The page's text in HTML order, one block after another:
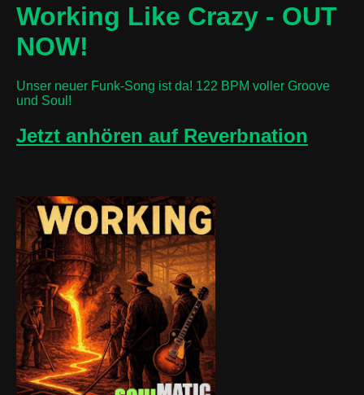
Working Like Crazy - OUT
NOW!
Unser neuer Funk-Song ist da! 122 BPM voller Groove
und Soul!
Jetzt anhören auf Reverbnation